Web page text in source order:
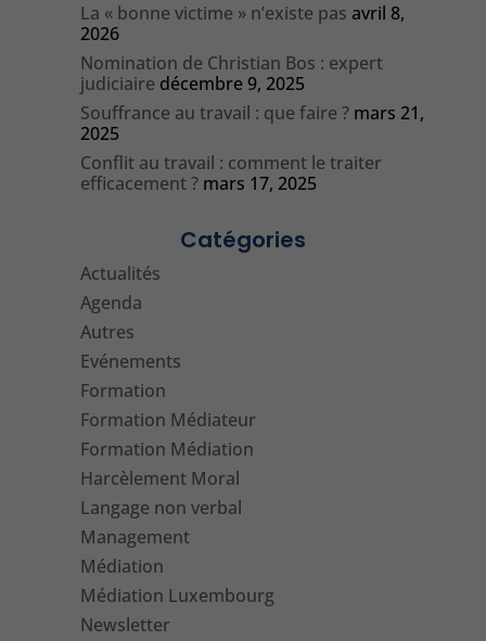
La « bonne victime » n’existe pas avril 8,
2026
Nomination de Christian Bos : expert
judiciaire décembre 9, 2025
Souffrance au travail : que faire ? mars 21,
2025
Conflit au travail : comment le traiter
efficacement ? mars 17, 2025
Catégories
Actualités
Agenda
Autres
Evénements
Formation
Formation Médiateur
Formation Médiation
Harcèlement Moral
Langage non verbal
Management
Médiation
Médiation Luxembourg
Newsletter